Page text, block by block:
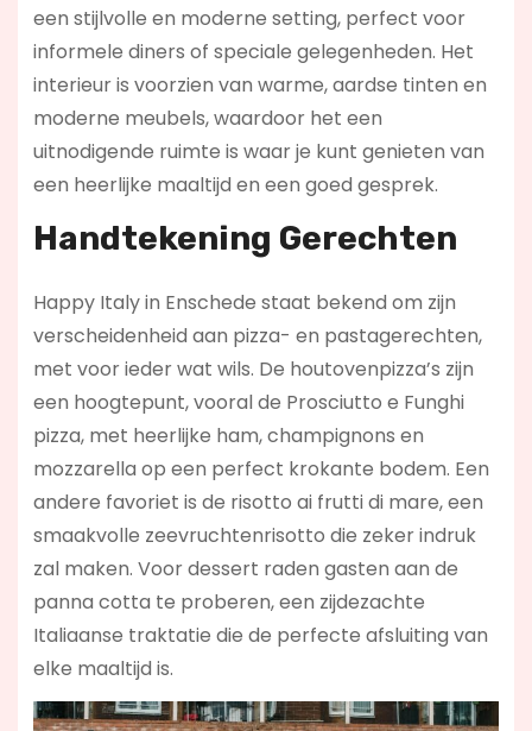
een stijlvolle en moderne setting, perfect voor
informele diners of speciale gelegenheden. Het
interieur is voorzien van warme, aardse tinten en
moderne meubels, waardoor het een
uitnodigende ruimte is waar je kunt genieten van
een heerlijke maaltijd en een goed gesprek.
Handtekening Gerechten
Happy Italy in Enschede staat bekend om zijn
verscheidenheid aan pizza- en pastagerechten,
met voor ieder wat wils. De houtovenpizza’s zijn
een hoogtepunt, vooral de Prosciutto e Funghi
pizza, met heerlijke ham, champignons en
mozzarella op een perfect krokante bodem. Een
andere favoriet is de risotto ai frutti di mare, een
smaakvolle zeevruchtenrisotto die zeker indruk
zal maken. Voor dessert raden gasten aan de
panna cotta te proberen, een zijdezachte
Italiaanse traktatie die de perfecte afsluiting van
elke maaltijd is.